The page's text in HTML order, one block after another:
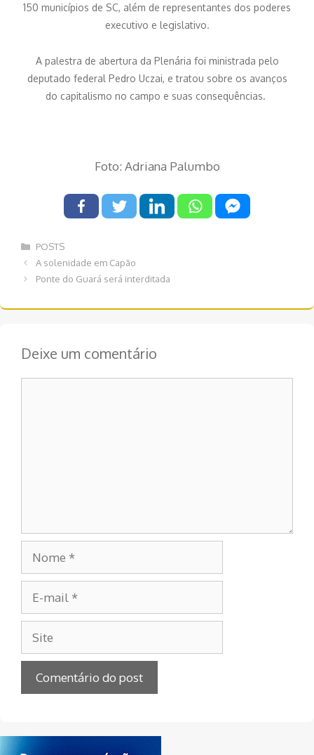
150 municípios de SC, além de representantes dos poderes
executivo e legislativo.
A palestra de abertura da Plenária foi ministrada pelo
deputado federal Pedro Uczai, e tratou sobre os avanços
do capitalismo no campo e suas consequências.
Foto: Adriana Palumbo
Categorias
POSTS
Navegação
de
A solenidade em Capão
Ponte do Guará será interditada
Deixe um comentário
mail